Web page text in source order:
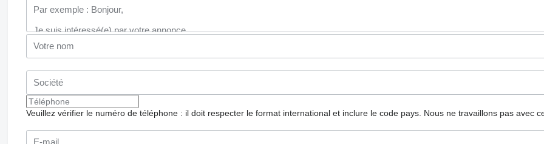
Veuillez vérifier le numéro de téléphone : il doit respecter le format international et inclure le code pays. Nous ne travaillons pas avec